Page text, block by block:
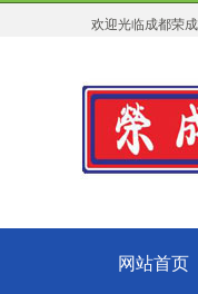
欢迎光临成都荣
网站首页